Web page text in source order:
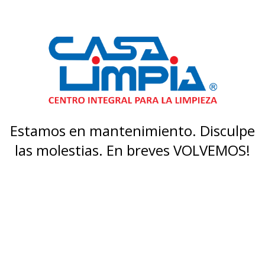
Estamos en mantenimiento. Disculpe
las molestias. En breves VOLVEMOS!